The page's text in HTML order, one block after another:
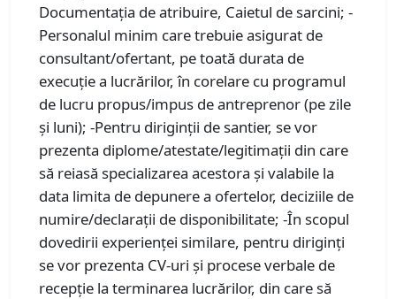
Documentația de atribuire, Caietul de sarcini; -
Personalul minim care trebuie asigurat de
consultant/ofertant, pe toată durata de
execuție a lucrărilor, în corelare cu programul
de lucru propus/impus de antreprenor (pe zile
și luni); -Pentru diriginţii de santier, se vor
prezenta diplome/atestate/legitimaţii din care
să reiasă specializarea acestora şi valabile la
data limita de depunere a ofertelor, deciziile de
numire/declarații de disponibilitate; -În scopul
dovedirii experienței similare, pentru diriginți
se vor prezenta CV-uri și procese verbale de
recepție la terminarea lucrărilor, din care să